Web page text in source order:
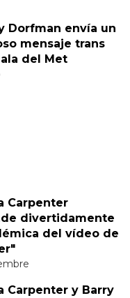
Dorfman envía un
mensaje trans
del Met
Carpenter
divertidamente
del vídeo de
Carpenter y Barry